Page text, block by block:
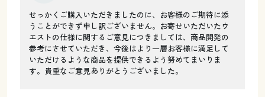
せっかくご購入いただきましたのに、お客様のご期待に添
うことができず申し訳ございません。お寄せいただいたウ
エストの仕様に関するご意見につきましては、商品開発の
参考にさせていただき、今後はより一層お客様に満足して
いただけるような商品を提供できるよう努めてまいりま
す。貴重なご意見ありがとうございました。